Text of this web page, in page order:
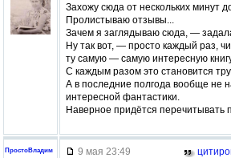
Захожу сюда от нескольких минут
Пролистываю отзывы...
Зачем я заглядываю сюда, —
Ну так вот, — просто каждый раз,
ту самую — самую интересную
С каждым разом это становится
А в последние полгода вообще не
интересной фантастики.
Наверное придётся перечитывать
ПростоВладим
9 мая 23:49